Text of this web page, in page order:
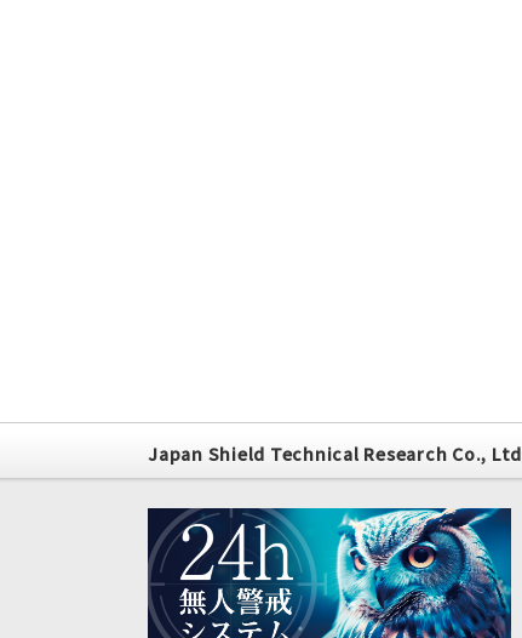
Japan Shield Technical Research Co.,